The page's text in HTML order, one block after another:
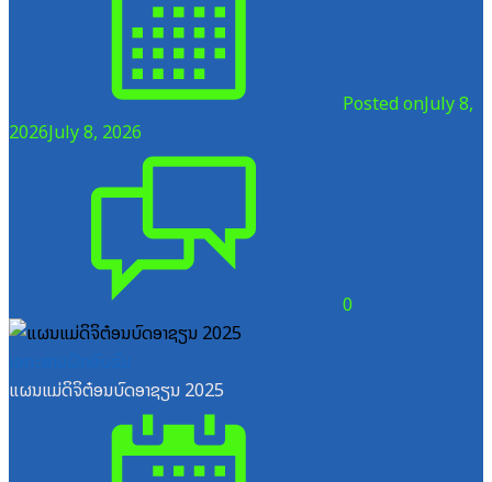
Posted onJuly 8,
2026July 8, 2026
0
ແຜນແມ່ດິຈິຕ໋ອນບົດອາຊຽນ 2025